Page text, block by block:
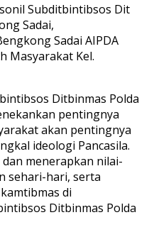
Subditbintibsos Dit
Sadai,
Sadai AIPDA
Masyarakat Kel.
Ditbinmas Polda
pentingnya
akan pentingnya
ideologi Pancasila.
menerapkan nilai-
sehari-hari, serta
di
Ditbinmas Polda